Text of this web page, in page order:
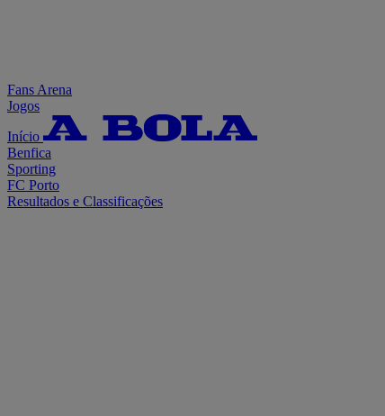
Fans Arena
Jogos
Início
Benfica
Sporting
FC Porto
Resultados e Classificações